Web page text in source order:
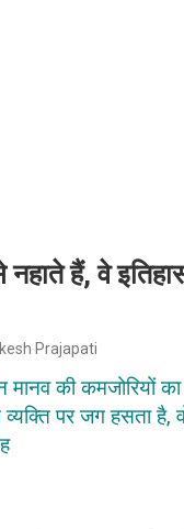
नहाते हैं, वे
Prajapati
मानव की कमजोरियों का
पर जग हसता है,